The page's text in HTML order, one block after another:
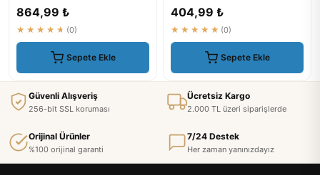
864,99 ₺
★★★★★ (0)
Sepete Ekle
404,99 ₺
★★★★★ (0)
Sepete Ekle
Güvenli Alışveriş
256-bit SSL koruması
Ücretsiz Kargo
2.000 TL üzeri siparişlerde
Orijinal Ürünler
%100 orijinal garanti
7/24 Destek
Her zaman yanınızdayız